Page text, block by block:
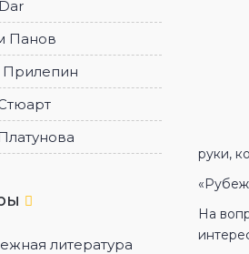
Панов
Прилепин
литература
руки,
На